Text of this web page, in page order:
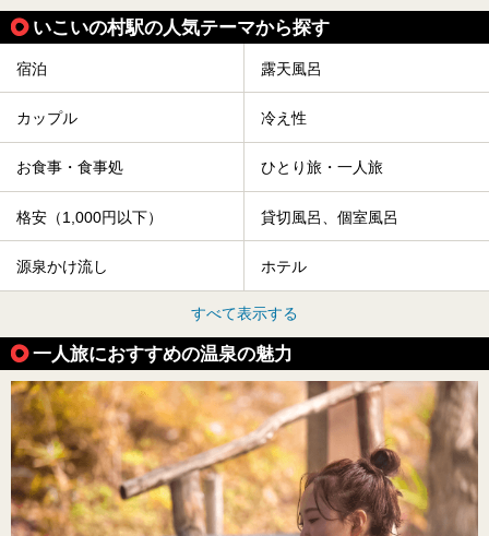
いこいの村駅の人気テーマから探す
宿泊 露天風呂
カップル 冷え性
お食事・食事処 ひとり旅・一人旅
格安（1,000円以下） 貸切風呂、個室風呂
源泉かけ流し ホテル
すべて表示する
一人旅におすすめの温泉の魅力